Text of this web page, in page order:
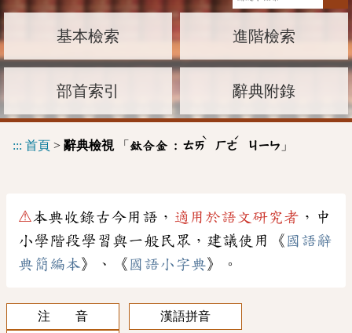
基本檢索 進階檢索
部首索引 辭典附錄
::: 首頁 > 辭典檢視「 鈦合金 : ㄊㄞ
ˋ
ㄏㄜ
ˊ
ㄐㄧㄣ 」
⚠本典收錄古今用語， 適用於語文研究者 ，中
小學階段學習與一般民眾，建議使用《 國語辭
典簡編本》、《 國語小字典》。
注 音
漢語拼音